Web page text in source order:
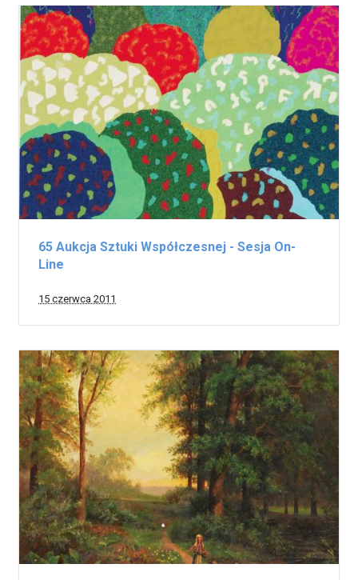
65 Aukcja Sztuki Współczesnej - Sesja On-
Line
15 czerwca 2011